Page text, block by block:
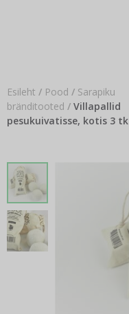
Esileht / Pood / Sarapiku
bränditooted / Villapallid
pesukuivatisse, kotis 3 tk